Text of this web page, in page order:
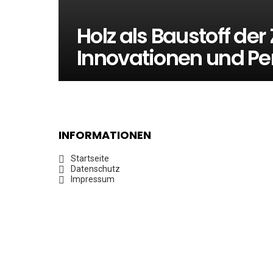
Holz als Baustoff
Innovationen und
INFORMATIONEN
Startseite
Datenschutz
Impressum